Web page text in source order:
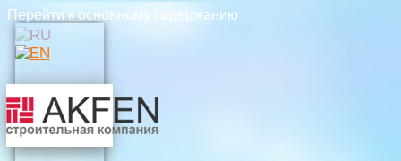
Перейти к основному содержанию